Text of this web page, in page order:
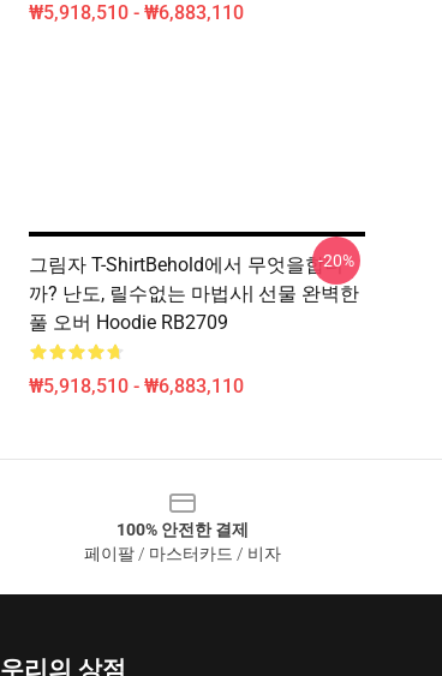
₩5,918,510 - ₩6,883,110
그림자 T-ShirtBehold에서 무엇을합니
까? 난도, 릴수없는 마법사| 선물 완벽한
풀 오버 Hoodie RB2709
₩5,918,510 - ₩6,883,110
-20%
100% 안전한 결제
페이팔 / 마스터카드 / 비자
우리의 상점